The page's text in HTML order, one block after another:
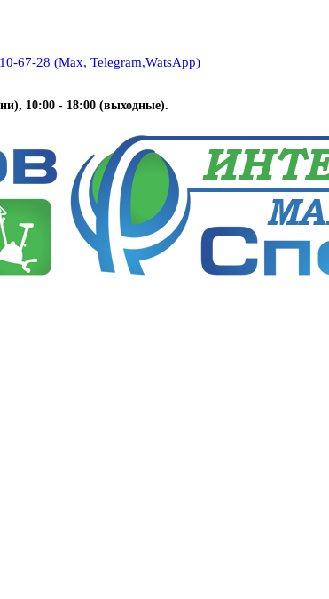
67-28 (Max, Telegram,WatsApp)
10:00 - 18:00 (выходные).